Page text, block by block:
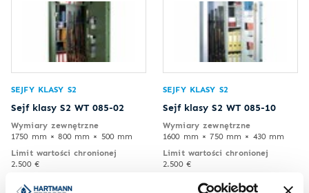
SEJFY KLASY S2
Sejf klasy S2 WT 085-02
Wymiary zewnętrzne
1750 mm × 800 mm × 500 mm
Limit wartości chronionej
2.500 €
SEJFY KLASY S2
Sejf klasy S2 WT 085-10
Wymiary zewnętrzne
1600 mm × 750 mm × 430 mm
Limit wartości chronionej
2.500 €